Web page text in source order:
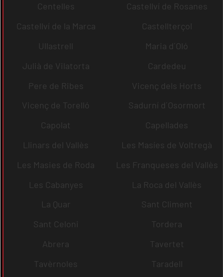
Centelles
Castellví de Rosanes
Castellví de la Marca
Castellterçol
Ullastrell
Maria d´Oló
Julià de Vilatorta
Cardedeu
Pere de Ribes
Vicenç dels Horts
Vicenç de Torelló
Sadurní d´Osormort
Capolat
Capellades
Llinars del Vallès
Les Masíes de Voltregà
Les Masies de Roda
Les Franqueses del Vallès
Les Cabanyes
La Roca del Vallès
La Quar
Sant Climent
Sant Celoni
Tordera
Abrera
Tavertet
Tavèrnoles
Taradell